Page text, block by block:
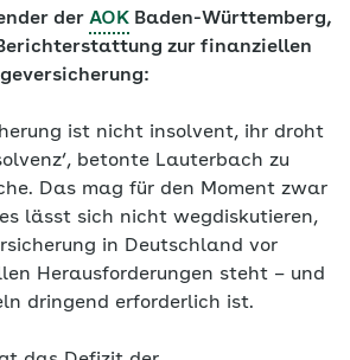
der AOK Baden-Württemberg,
zur finanziellen
:
ist nicht insolvent, ihr droht
betonte Lauterbach zu
Das mag für den Moment zwar
lässt sich nicht wegdiskutieren,
in Deutschland vor
Herausforderungen steht – und
dringend erforderlich ist.